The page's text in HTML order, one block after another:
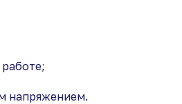
напряжением.